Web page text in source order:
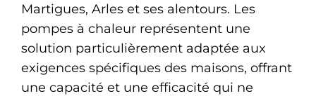
Martigues, Arles et ses alentours. Les
pompes à chaleur représentent une
solution particulièrement adaptée aux
exigences spécifiques des maisons, offrant
une capacité et une efficacité qui ne